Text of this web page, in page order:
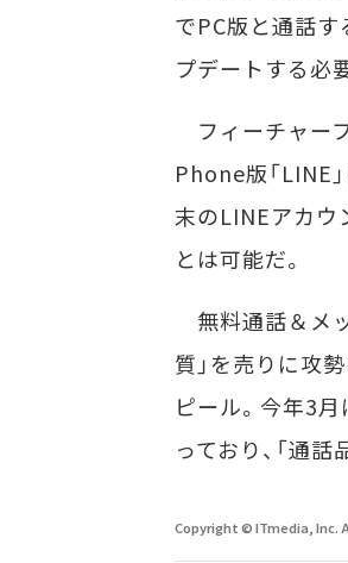
でPC版と通話す
プデートする必
フィーチャー
Phone版「LINE
末のLINEアカウ
とは可能だ。
無料通話＆メッ
質」を売りに攻
ピール。今年3
っており、「通
Copyright © ITmedia, Inc.